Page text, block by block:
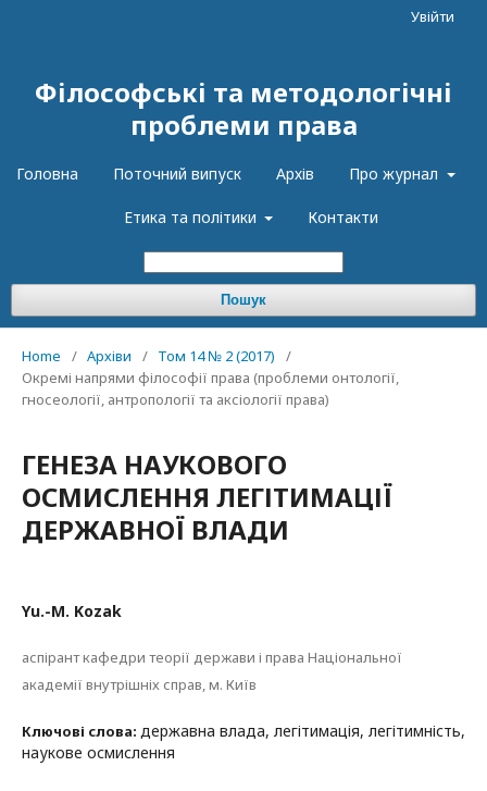
Філософські та методологічні
проблеми права
Головна Поточний випуск Архів Про журнал
Етика та політики Контакти
Пошук
Увійти
Home / Архіви / Том 14 № 2 (2017)
/
Окремі напрями філософії права (проблеми онтології,
гносеології, антропології та аксіології права)
ГЕНЕЗА НАУКОВОГО
ОСМИСЛЕННЯ ЛЕГІТИМАЦІЇ
ДЕРЖАВНОЇ ВЛАДИ
Yu.-M. Kozak
аспірант кафедри теорії держави і права Національної
академії внутрішніх справ, м. Київ
Ключові слова: державна влада, легітимація, легітимність,
наукове осмислення